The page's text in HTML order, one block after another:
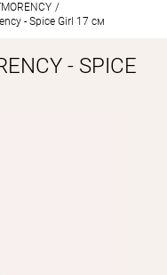
- Spice Girl 17 см
- SPICE